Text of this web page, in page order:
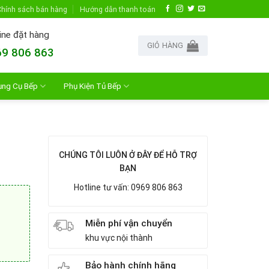
sách bán hàng Hướng dẫn thanh toán
đặt hàng
806 863
GIỎ HÀNG
Cụ Bếp Phụ Kiện Tủ Bếp
CHÚNG TÔI LUÔN Ở ĐÂY ĐỂ HỖ TRỢ
BẠN
Hotline tư vấn: 0969 806 863
Miễn phí vận chuyển
khu vực nội thành
Bảo hành chính hãng